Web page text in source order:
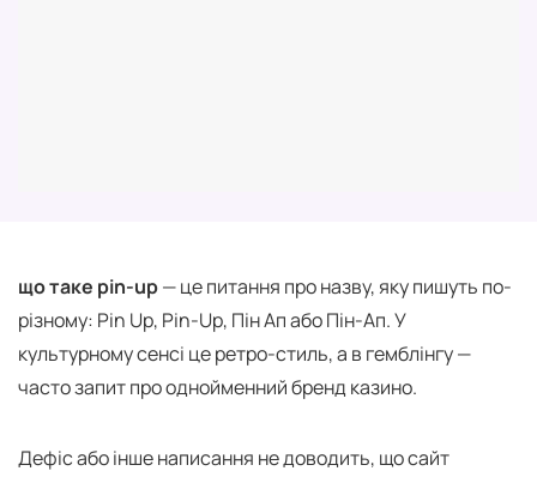
що таке pin-up— це питання про назву, яку пишуть по-
різному: Pin Up, Pin-Up, Пін Ап або Пін-Ап. У
культурному сенсі це ретро-стиль, а в гемблінгу —
часто запит про однойменний бренд казино.
Дефіс або інше написання не доводить, що сайт